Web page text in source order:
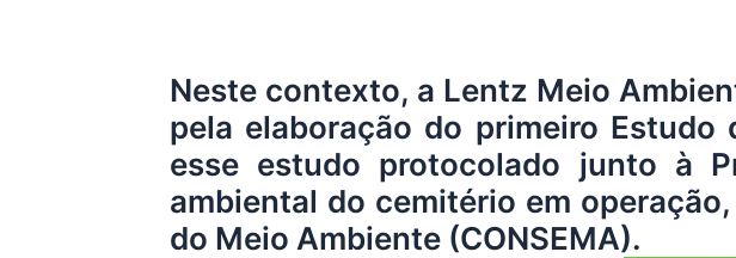
Neste contexto, a Lentz Meio
pela elaboração do primeiro Estudo
esse estudo protocolado junto à
ambiental do cemitério em
do Meio Ambiente (CONSEMA).